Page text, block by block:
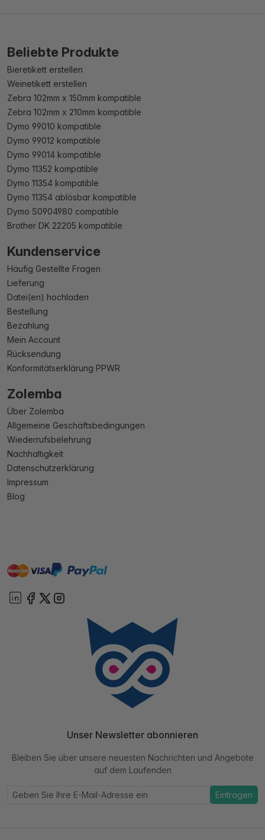
Beliebte Produkte
Bieretikett erstellen
Weinetikett erstellen
Zebra 102mm x 150mm kompatible
Zebra 102mm x 210mm kompatible
Dymo 99010 kompatible
Dymo 99012 kompatible
Dymo 99014 kompatible
Dymo 11352 kompatible
Dymo 11354 kompatible
Dymo 11354 ablösbar kompatible
Dymo S0904980 compatible
Brother DK 22205 kompatible
Kundenservice
Häufig Gestellte Fragen
Lieferung
Datei(en) hochladen
Bestellung
Bezahlung
Mein Account
Rücksendung
Konformitätserklärung PPWR
Zolemba
Über Zolemba
Allgemeine Geschäftsbedingungen
Wiederrufsbelehrung
Nachhaltigkeit
Datenschutzerklärung
Impressum
Blog
mastervisa paypal
Unser Newsletter abonnieren
Bleiben Sie über unsere neuesten Nachrichten und Angebote
auf dem Laufenden
Eintragen